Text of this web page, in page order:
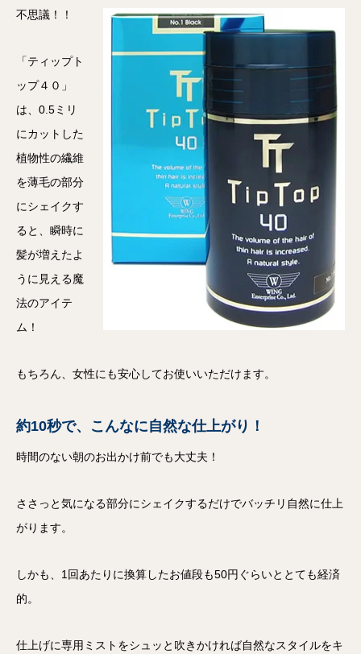
不思議！！
「ティップト
ップ４０」
は、0.5ミリ
にカットした
植物性の繊維
を薄毛の部分
にシェイクす
ると、瞬時に
髪が増えたよ
うに見える魔
法のアイテ
ム！
もちろん、女性にも安心してお使いいただけます。
約10秒で、こんなに自然な仕上がり！
時間のない朝のお出かけ前でも大丈夫！
ささっと気になる部分にシェイクするだけでバッチリ自然に仕上
がります。
しかも、1回あたりに換算したお値段も50円ぐらいととても経済
的。
仕上げに専用ミストをシュッと吹きかければ自然なスタイルをキ